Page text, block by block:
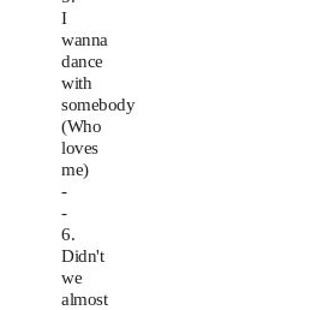
I
wanna
dance
with
somebody
(Who
loves
me)
-
-
6.
Didn't
we
almost